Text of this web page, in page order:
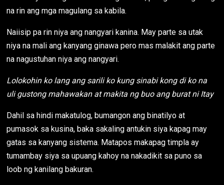
na rin ang mga magulang sa kabila.
Naiisip pa rin niya ang nangyari kanina. May parte sa utak
niya na mali ang kanyang ginawa pero mas malakit ang parte
na nagustuhan niya ang nangyari.
Lolokohin ko lang ang sarili ko kung sinabi kong di ko na
uli gustong mahawakan at makita ng buo ang burat ni Itay
Dahil sa hindi makatulog, bumangon ang binatilyo at
pumasok sa kusina, baka sakaling antukin siya kapag may
gatas sa kanyang sistema. Matapos makapag timpla ay
tumambay siya sa upuang kahoy na nakadikit sa puno sa
loob ng kanilang bakuran.